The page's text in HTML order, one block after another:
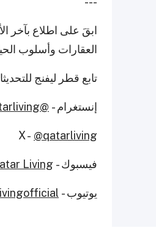
ابقَ على اطلاع بآخر
العقارات وأسلوب
تابع قطر ليفنج
إنستغرام - @qatarliving
X - @qatarliving
فيسبوك - Living
يوتيوب -